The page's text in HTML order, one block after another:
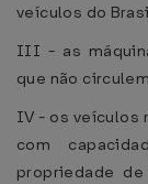
veículos do
III - as
que não
IV - os veículos
com
propriedade